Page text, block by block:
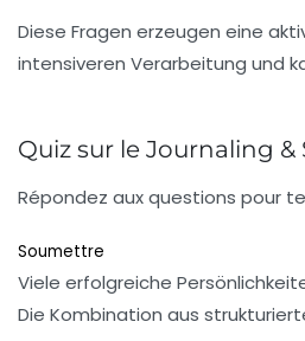
Diese Fragen erzeugen eine
intensiveren Verarbeitung und
Quiz sur le Journaling
Répondez aux questions pour
Soumettre
Viele erfolgreiche
Die Kombination aus